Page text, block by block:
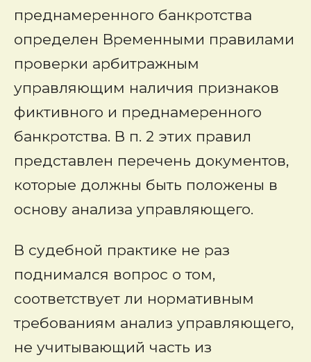
преднамеренного банкротства
определен Временными правилами
проверки арбитражным
управляющим наличия признаков
фиктивного и преднамеренного
банкротства. В п. 2 этих правил
представлен перечень документов,
которые должны быть положены в
основу анализа управляющего.
В судебной практике не раз
поднимался вопрос о том,
соответствует ли нормативным
требованиям анализ управляющего,
не учитывающий часть из